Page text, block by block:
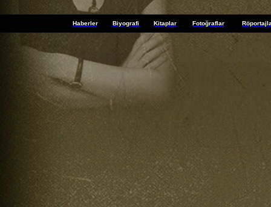
Haberler Biyografi Kitaplar Fotoğraflar